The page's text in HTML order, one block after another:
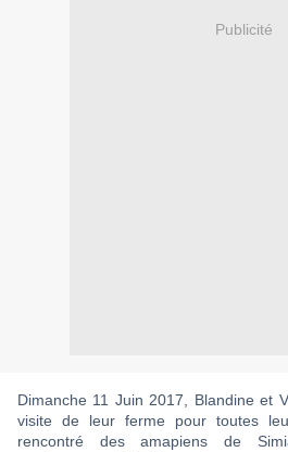
Publicité
Dimanche 11 Juin 2017, Blandine et
visite de leur ferme pour toutes
rencontré des amapiens de